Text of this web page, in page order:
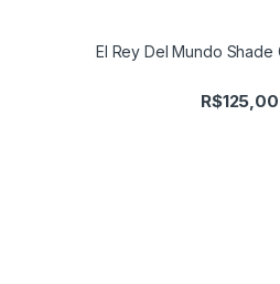
El Rey Del Mundo Shade
R$125,00